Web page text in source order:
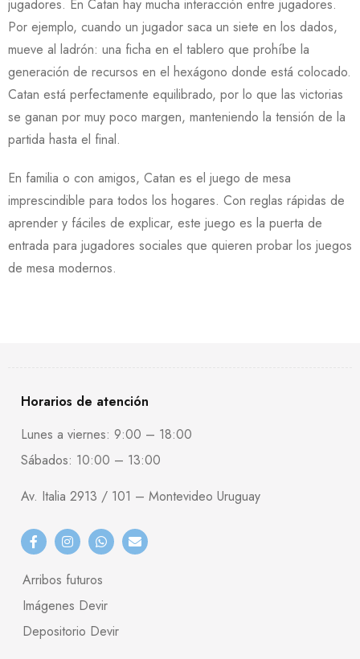
jugadores. En Catan hay mucha interacción entre jugadores.
Por ejemplo, cuando un jugador saca un siete en los dados,
mueve al ladrón: una ficha en el tablero que prohíbe la
generación de recursos en el hexágono donde está colocado.
Catan está perfectamente equilibrado, por lo que las victorias
se ganan por muy poco margen, manteniendo la tensión de la
partida hasta el final.
En familia o con amigos, Catan es el juego de mesa
imprescindible para todos los hogares. Con reglas rápidas de
aprender y fáciles de explicar, este juego es la puerta de
entrada para jugadores sociales que quieren probar los juegos
de mesa modernos.
Horarios de atención
Lunes a viernes: 9:00 – 18:00
Sábados: 10:00 – 13:00
Av. Italia 2913 / 101 – Montevideo Uruguay
Arribos futuros
Imágenes Devir
Depositorio Devir